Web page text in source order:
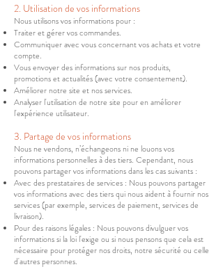
2. Utilisation de vos informations
Nous utilisons vos informations pour :
Traiter et gérer vos commandes.
Communiquer avec vous concernant vos achats et votre
compte.
Vous envoyer des informations sur nos produits,
promotions et actualités (avec votre consentement).
Améliorer notre site et nos services.
Analyser l'utilisation de notre site pour en améliorer
l'expérience utilisateur.
3. Partage de vos informations
Nous ne vendons, n’échangeons ni ne louons vos
informations personnelles à des tiers. Cependant, nous
pouvons partager vos informations dans les cas suivants :
Avec des prestataires de services : Nous pouvons partager
vos informations avec des tiers qui nous aident à fournir nos
services (par exemple, services de paiement, services de
livraison).
Pour des raisons légales : Nous pouvons divulguer vos
informations si la loi l'exige ou si nous pensons que cela est
nécessaire pour protéger nos droits, notre sécurité ou celle
d'autres personnes.